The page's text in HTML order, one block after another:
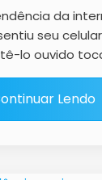
da
seu
lo ouvido
Lendo